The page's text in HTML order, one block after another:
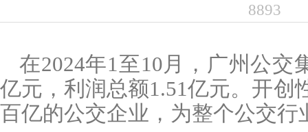
8893
在2024年1至 10月，广州公交
亿元，利润总额1.51亿元。开创
百亿的公交企业，为整个公交行